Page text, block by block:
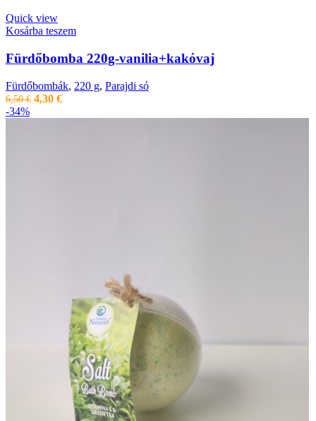
6,50 €.
Quick view
Kosárba teszem
Fürdőbomba 220g-vanilia+kakóvaj
Fürdőbombák, 220 g, Parajdi só
6,50€ Original
4,30 €Current
-34%